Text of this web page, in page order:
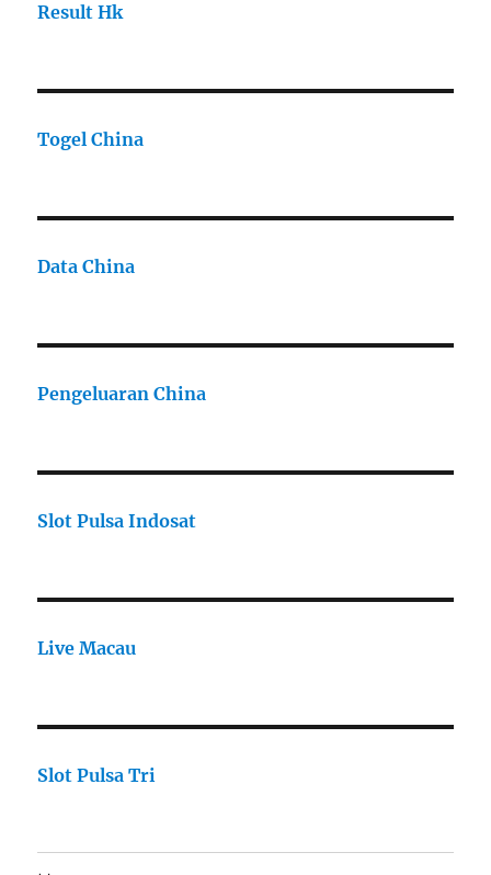
Result Hk
Togel China
Data China
Pengeluaran China
Slot Pulsa Indosat
Live Macau
Slot Pulsa Tri